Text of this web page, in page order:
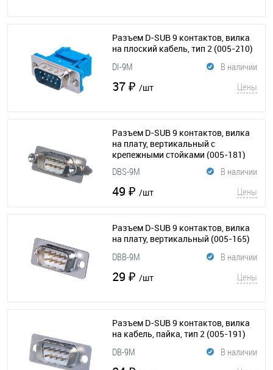
Разъем D-SUB 9 контактов, вилка
на плоский кабель, тип 2 (005-210)
В наличии
DI-9M
37 ₽ /шт Цены
Разъем D-SUB 9 контактов, вилка
на плату, вертикальный с
крепежными стойками (005-181)
В наличии
DBS-9M
49 ₽ /шт Цены
Разъем D-SUB 9 контактов, вилка
на плату, вертикальный (005-165)
В наличии
DBB-9M
29 ₽ /шт Цены
Разъем D-SUB 9 контактов, вилка
на кабель, пайка, тип 2 (005-191)
В наличии
DB-9M